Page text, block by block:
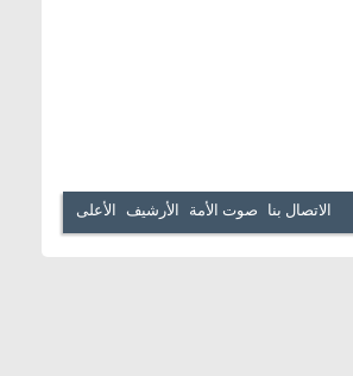
الاتصال بنا صوت الأمة الأرشيف الأعلى